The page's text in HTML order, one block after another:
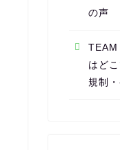
の声
TEAM
はど
規制